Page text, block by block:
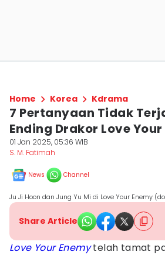
Home Korea Kdrama
7 Pertanyaan Tidak
Ending Drakor Love Your
01 Jan 2025, 05:36 WIB
S. M. Fatimah
News Channel
Ju Ji Hoon dan Jung Yu Mi di Love Your Enemy
Share Article
Love Your Enemytelah tamat